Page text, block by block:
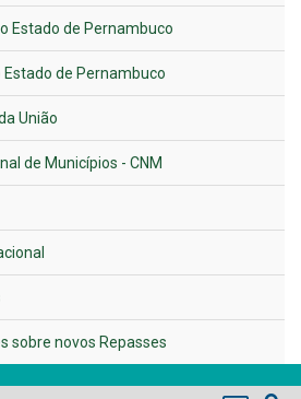
Estado de Pernambuco